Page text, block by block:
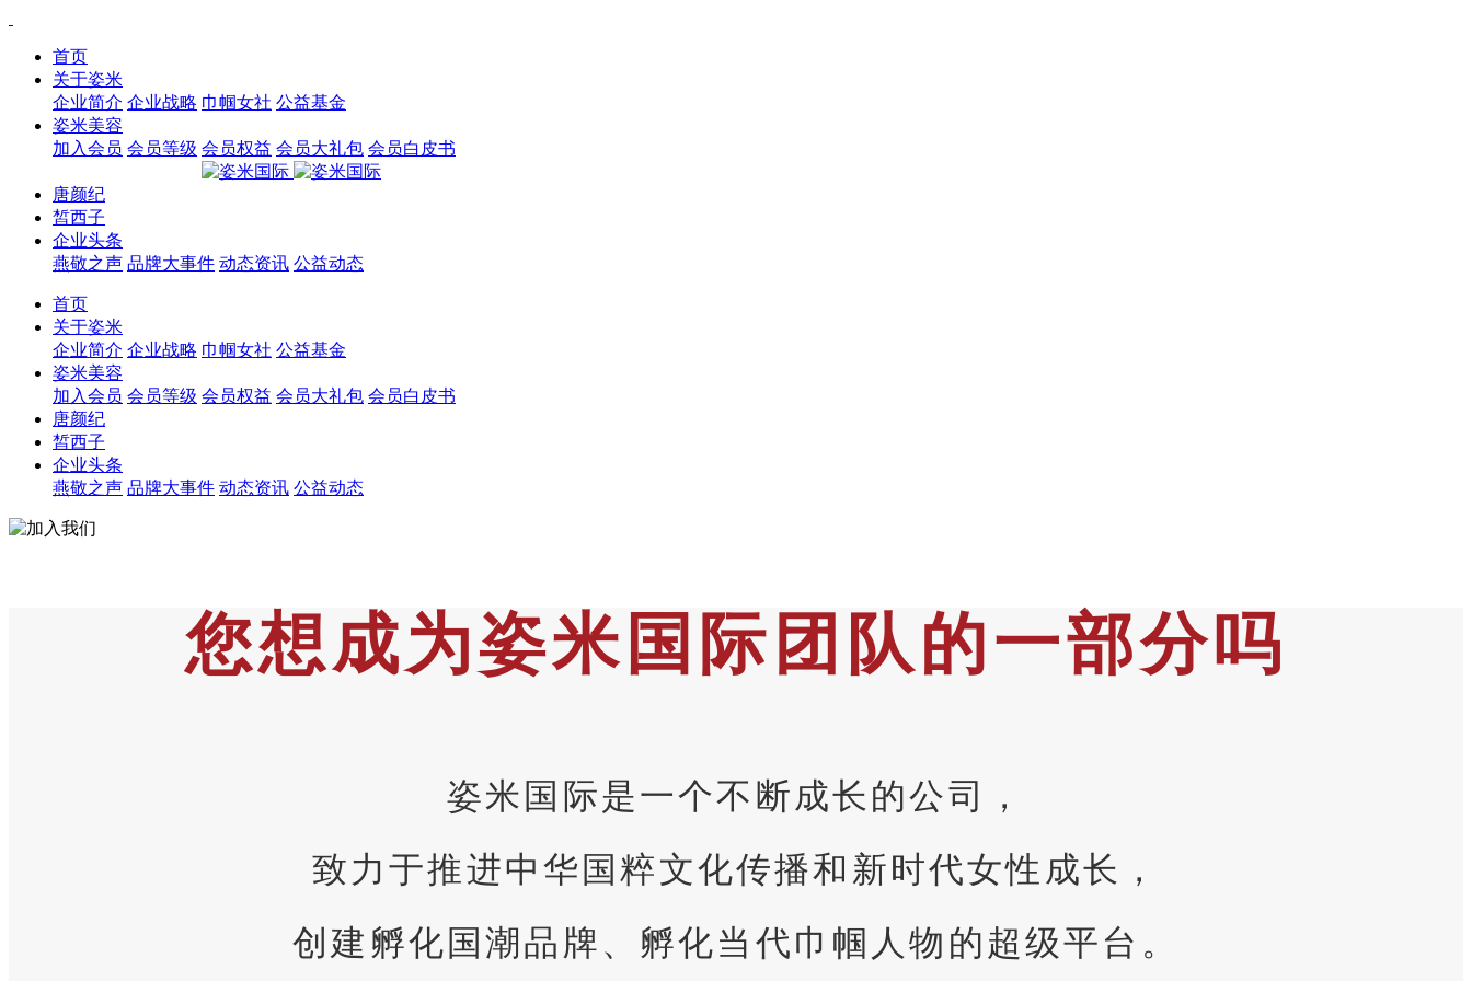
首页
关于姿米
企业简介 企业战略 巾帼女社 公益基金
姿米美容
加入会员 会员等级 会员权益 会员大礼包 会员白皮书
唐颜纪
皙西子
企业头条
燕敬之声 品牌大事件 动态资讯 公益动态
首页
关于姿米
企业简介 企业战略 巾帼女社 公益基金
姿米美容
加入会员 会员等级 会员权益 会员大礼包 会员白皮书
唐颜纪
皙西子
企业头条
燕敬之声 品牌大事件 动态资讯 公益动态
您想成为姿米国际团队的一部分吗
姿米国际是一个不断成长的公司，
致力于推进中华国粹文化传播和新时代女性成长，
创建孵化国潮品牌、孵化当代巾帼人物的超级平台。